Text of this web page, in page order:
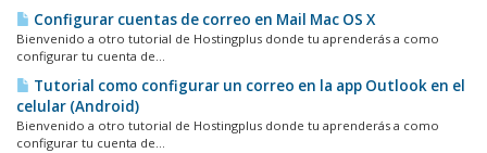
Configurar cuentas de correo en Mail Mac OS X
Bienvenido a otro tutorial de Hostingplus donde tu aprenderás a como
configurar tu cuenta de...
Tutorial como configurar un correo en la app Outlook en el
celular (Android)
Bienvenido a otro tutorial de Hostingplus donde tu aprenderás a como
configurar tu cuenta de...